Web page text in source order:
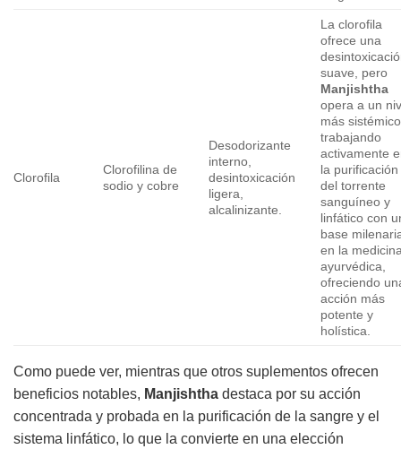
Clorofila
Clorofilina de
sodio y cobre
Desodorizante
interno,
desintoxicación
ligera,
alcalinizante.
La clorofila
ofrece una
suave, pero
Manjishtha
opera a un
más
trabajando
activamente
la purificación
del torrente
sanguíneo y
linfático con
base
en la
ayurvédica,
ofreciendo
acción más
potente y
holística.
Como puede ver, mientras que otros suplementos ofrecen
beneficios notables, Manjishtha destaca por su acción
concentrada y probada en la purificación de la sangre y el
sistema linfático, lo que la convierte en una elección